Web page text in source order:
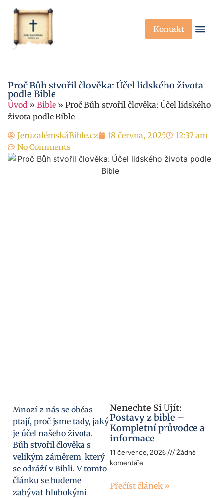
Kontakt
Proč Bůh stvořil člověka: Účel lidského života
podle Bible
Úvod » Bible » Proč Bůh stvořil člověka: Účel lidského
života podle Bible
JeruzalémskáBible.cz
18 června, 2025
12:37 am
No Comments
Mnozí z nás se občas
ptají, proč jsme tady, jaký
je účel našeho života.
Bůh stvořil člověka s
velikým záměrem, který
se odráží v Bibli. V tomto
článku se budeme
zabývat hlubokými
Nenechte Si Ujít:
Postavy z bible –
Kompletní průvodce a
informace
11 července, 2026
Žádné
komentáře
Přečíst článek »